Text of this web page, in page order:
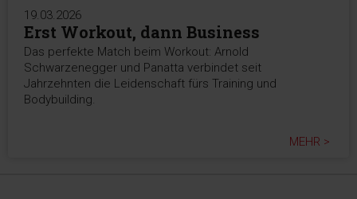
19.03.2026
Erst Workout, dann Business
Das perfekte Match beim Workout: Arnold
Schwarzenegger und Panatta verbindet seit
Jahrzehnten die Leidenschaft fürs Training und
Bodybuilding.
MEHR >